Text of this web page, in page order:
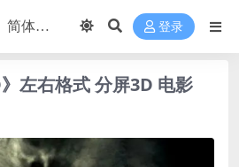
登录
左右格式 分屏3D 电影